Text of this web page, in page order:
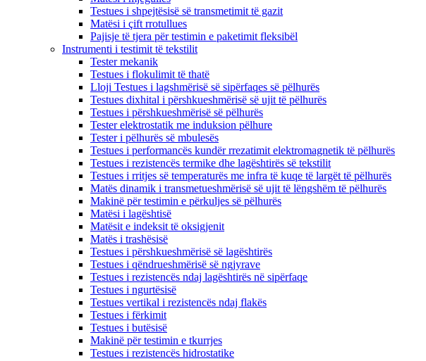
Testues i shpejtësisë së transmetimit të gazit
Matësi i çift rrotullues
Pajisje të tjera për testimin e paketimit fleksibël
Instrumenti i testimit të tekstilit
Tester mekanik
Testues i flokulimit të thatë
Lloji Testues i lagshmërisë së sipërfaqes së pëlhurës
Testues dixhital i përshkueshmërisë së ujit të pëlhurës
Testues i përshkueshmërisë së pëlhurës
Tester elektrostatik me induksion pëlhure
Tester i pëlhurës së mbulesës
Testues i performancës kundër rrezatimit elektromagnetik të pëlhurës
Testues i rezistencës termike dhe lagështirës së tekstilit
Testues i rritjes së temperaturës me infra të kuqe të largët të pëlhurës
Matës dinamik i transmetueshmërisë së ujit të lëngshëm të pëlhurës
Makinë për testimin e përkuljes së pëlhurës
Matësi i lagështisë
Matësit e indeksit të oksigjenit
Matës i trashësisë
Testues i përshkueshmërisë së lagështirës
Testues i qëndrueshmërisë së ngjyrave
Testues i rezistencës ndaj lagështirës në sipërfaqe
Testues i ngurtësisë
Testues vertikal i rezistencës ndaj flakës
Testues i fërkimit
Testues i butësisë
Makinë për testimin e tkurrjes
Testues i rezistencës hidrostatike